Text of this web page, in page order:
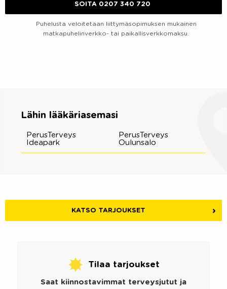
SOITA 0207 340 720
Puhelusta veloitetaan liittymäsopimuksen mukainen
matkapuhelinverkko- tai paikallisverkkomaksu.
Lähin lääkäriasemasi
PerusTerveys
Ideapark
PerusTerveys
Oulunsalo
KATSO TARJOUKSET
Tilaa tarjoukset
Saat kiinnostavimmat terveysjutut ja